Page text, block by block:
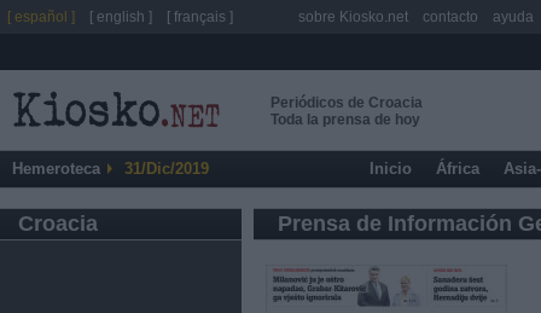
Periódicos de Croacia
Toda la prensa de hoy
Hemeroteca 31/Dic/2019 Inicio África
Croacia Prensa de Información
[ español ] [ english ] [ français ] sobre Kiosko.net contacto ayuda